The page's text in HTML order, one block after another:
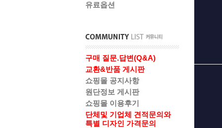
유료옵션
구매 질문.답변(Q&A)
교환&반품 게시판
쇼핑몰 공지사항
원단정보 게시판
쇼핑몰 이용후기
단체및 기업체 견적문의와
특별 디자인 가격문의